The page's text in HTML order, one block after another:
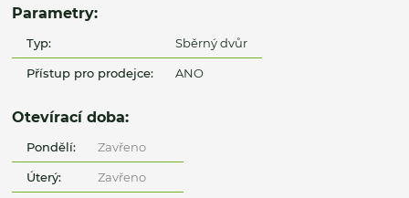
Parametry:
Typ: Sběrný dvůr
Přístup pro prodejce: ANO
Otevírací doba:
Pondělí: Zavřeno
Úterý: Zavřeno